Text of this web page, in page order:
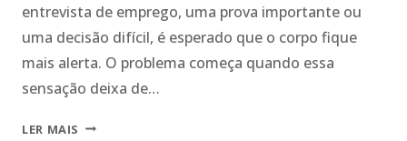
entrevista de emprego, uma prova importante ou
uma decisão difícil, é esperado que o corpo fique
mais alerta. O problema começa quando essa
sensação deixa de…
LER MAIS ANSIEDADE